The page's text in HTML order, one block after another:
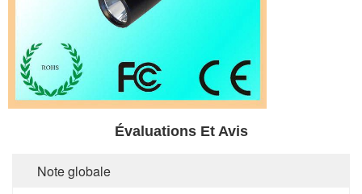
Évaluations Et Avis
Note globale